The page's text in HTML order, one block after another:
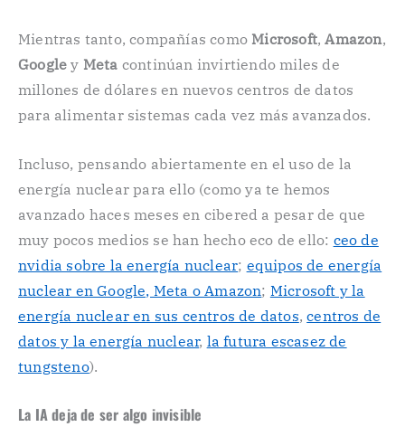
Mientras tanto, compañías como Microsoft,Amazon,
Google y Meta continúan invirtiendo miles de
millones de dólares en nuevos centros de datos
para alimentar sistemas cada vez más avanzados.
Incluso, pensando abiertamente en el uso de la
energía nuclear para ello (como ya te hemos
avanzado haces meses en cibered a pesar de que
muy pocos medios se han hecho eco de ello: ceo de
nvidia sobre la energía nuclear; equipos de energía
nuclear en Google, Meta o Amazon; Microsoft y la
energía nuclear en sus centros de datos,centros de
datos y la energía nuclear, la futura escasez de
tungsteno).
La IA deja de ser algo invisible